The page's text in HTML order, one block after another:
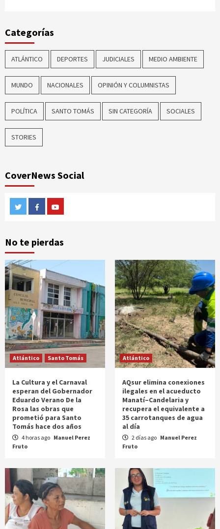
Categorías
ATLÁNTICO DEPORTES JUDICIALES MEDIO AMBIENTE
MUNDO NACIONALES OPINIÓN Y COLUMNISTAS
POLÍTICA SANTO TOMÁS SIN CATEGORÍA SOCIALES
STORIES
CoverNews Social
TwitterFacebook
No te pierdas
Atlántico Santo Tomás
La Cultura y el Carnaval
esperan del Gobernador
Eduardo Verano De la
Rosa las obras que
prometió para Santo
Tomás hace dos años
4 horas ago Manuel Perez
Fruto
Atlántico
AQsur elimina conexiones
ilegales en el acueducto
Manatí–Candelaria y
recupera el equivalente a
35 carrotanques de agua
al día
2 días ago Manuel Perez
Fruto